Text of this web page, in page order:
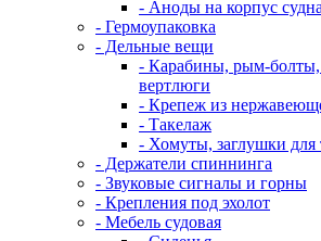
- Аноды на корпус судна
- Гермоупаковка
- Дельные вещи
- Карабины, рым-
вертлюги
- Крепеж из
- Такелаж
- Хомуты, заглушки для
- Держатели спиннинга
- Звуковые сигналы и горны
- Крепления под эхолот
- Мебель судовая